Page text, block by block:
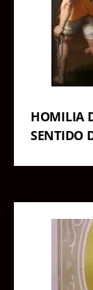
HOMILIA
SENTIDO